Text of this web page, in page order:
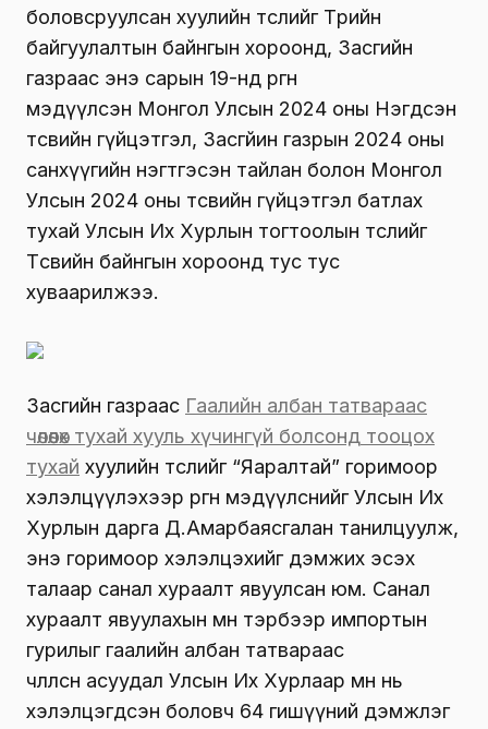
боловсруулсан хуулийн төслийг Төрийн
байгуулалтын байнгын хороонд, Засгийн
газраас энэ сарын 19-нд өргөн
мэдүүлсэн Монгол Улсын 2024 оны Нэгдсэн
төсвийн гүйцэтгэл, Засгйин газрын 2024 оны
санхүүгийн нэгтгэсэн тайлан болон Монгол
Улсын 2024 оны төсвийн гүйцэтгэл батлах
тухай Улсын Их Хурлын тогтоолын төслийг
Төсвийн байнгын хороонд тус тус
хуваарилжээ.
Засгийн газраас Гаалийн албан татвараас
чөлөөлөх тухай хууль хүчингүй болсонд тооцох
тухай хуулийн төслийг “Яаралтай” горимоор
хэлэлцүүлэхээр өргөн мэдүүлснийг Улсын Их
Хурлын дарга Д.Амарбаясгалан танилцуулж,
энэ горимоор хэлэлцэхийг дэмжих эсэх
талаар санал хураалт явуулсан юм. Санал
хураалт явуулахын өмнө тэрбээр импортын
гурилыг гаалийн албан татвараас
чөлөөлсөн асуудал Улсын Их Хурлаар өмнө нь
хэлэлцэгдсэн боловч 64 гишүүний дэмжлэг